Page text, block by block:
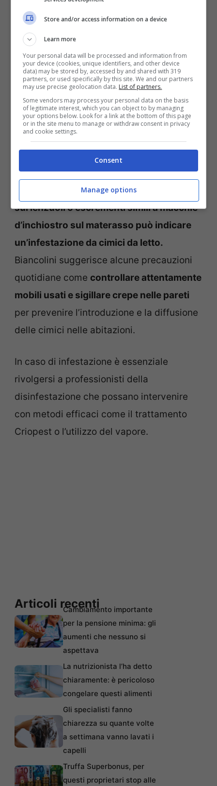
Come proteggere i bambini (SulmonaOggi.it)
piccole macchie di sangue
sui lenzuoli o escrementi simili a macchie
d’inchiostro sul materasso può indicare
un’infestazione da cimici da letto.
Biancolini suggerisce alcune precauzioni
quotidiane come controllare attentamente
mobili usati e sigillare crepe nelle pareti
per prevenire l’introduzione e la diffusione
delle cimici nelle abitazioni.
In caso di infestazione è essenziale
rivolgersi a professionisti della
disinfestazione che possano intervenire
con metodi efficaci come il trattamento
Criopest o l’utilizzo del vapore.
Articoli recentiCambiamento importante
per la pensione minima: gli
aumenti che nessuno si
aspettava
La nutrizionista l’ha detto
chiaramente: è pericoloso
congelare questi alimenti
Gli specialisti fanno
chiarezza su quante volte
a settimana vanno lavati i
capelli
Truffa Superbonus, per
questi proprietari stop alle
Store and/or access information on a device
Learn more
Your personal data will be processed and information from
your device (cookies, unique identifiers, and other device
data) may be stored by, accessed by and shared with 319
partners, or used specifically by this site. We and our partners
may use precise geolocation data. List of partners.
Some vendors may process your personal data on the basis
of legitimate interest, which you can object to by managing
your options below. Look for a link at the bottom of this page
or in the site menu to manage or withdraw consent in privacy
and cookie settings.
Consent
Manage options